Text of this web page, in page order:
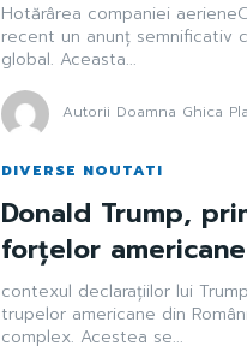
Hotărârea companiei
recent un anunț semnificativ
global. Aceasta...
Autorii Doamna Ghica
DIVERSE NOUTATI
Donald Trump,
forțelor
contexul declarațiilor lui
trupelor americane din
complex. Acestea se...